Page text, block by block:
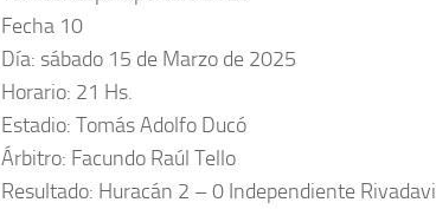
Fecha 10
Día: sábado 15 de Marzo de 2025
Horario: 21 Hs.
Estadio: Tomás Adolfo Ducó
Árbitro: Facundo Raúl Tello
Resultado: Huracán 2 – 0 Independiente